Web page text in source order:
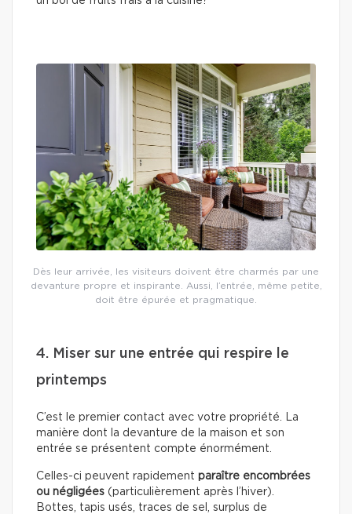
Dès leur arrivée, les visiteurs doivent être charmés par une
devanture propre et inspirante. Aussi, l’entrée, même petite,
doit être épurée et pragmatique.
4. Miser sur une entrée qui respire le
printemps
C’est le premier contact avec votre propriété. La
manière dont la devanture de la maison et son
entrée se présentent compte énormément.
Celles-ci peuvent rapidement paraître encombrées
ou négligées (particulièrement après l’hiver).
Bottes, tapis usés, traces de sel, surplus de